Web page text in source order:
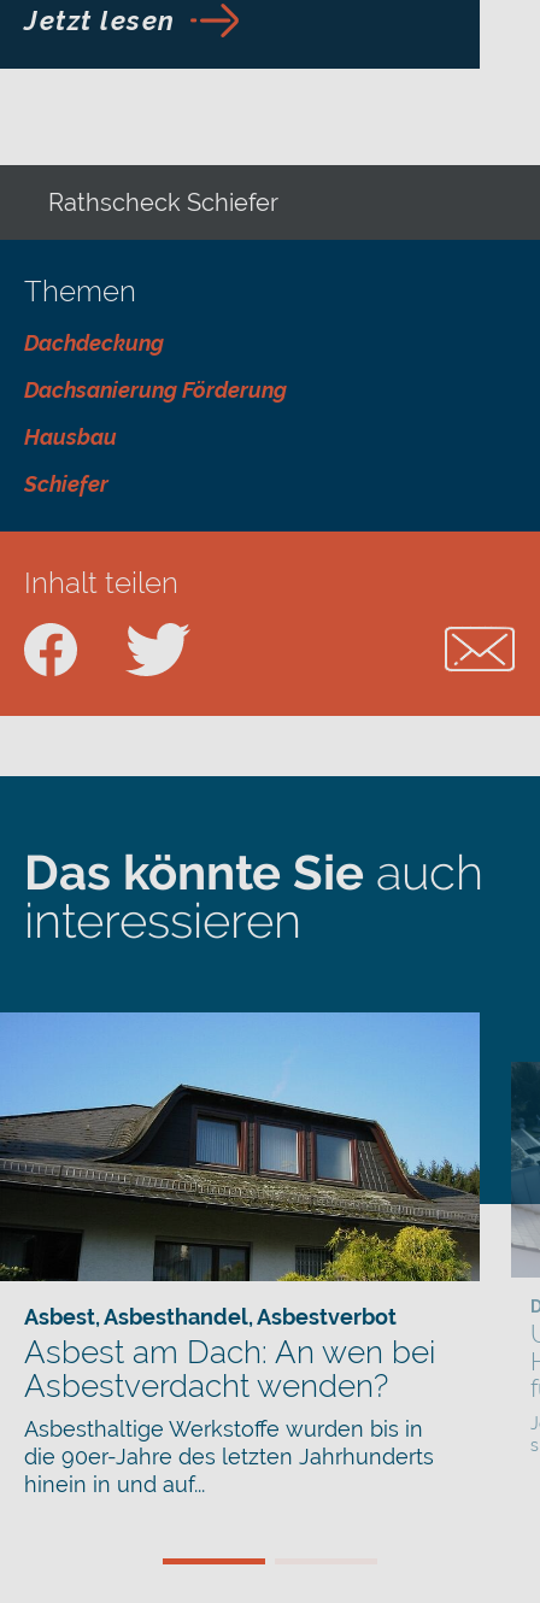
Jetzt lesen
Rathscheck Schiefer
Themen
Dachdeckung
Dachsanierung Förderung
Hausbau
Schiefer
Inhalt teilen
Das könnte Sie auch
interessieren
Asbest,Asbesthandel,Asbestverbot
Asbest am Dach: An wen bei
Asbestverdacht wenden?
Asbesthaltige Werkstoffe wurden bis in
die 90er-Jahre des letzten Jahrhunderts
hinein in und auf...